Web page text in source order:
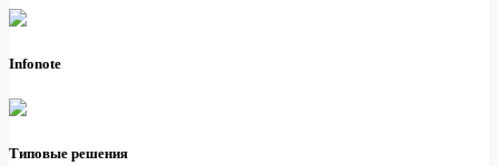
Infonote
Типовые решения